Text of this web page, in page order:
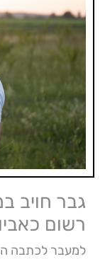
גבר חויב
רשום כאביו
למעבר לכתבה